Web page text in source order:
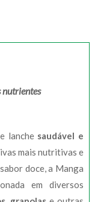
nutrientes
lanche saudável e
mais nutritivas e
doce, a Manga
em diversos